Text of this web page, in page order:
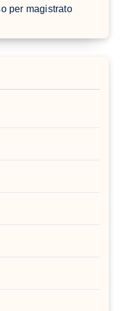
per magistrato